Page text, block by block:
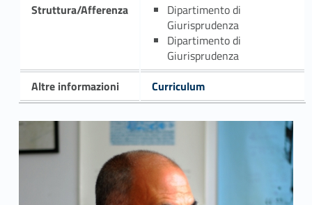
Struttura/Afferenza
Dipartimento di
Giurisprudenza
Dipartimento di
Giurisprudenza
Altre informazioni
Curriculum